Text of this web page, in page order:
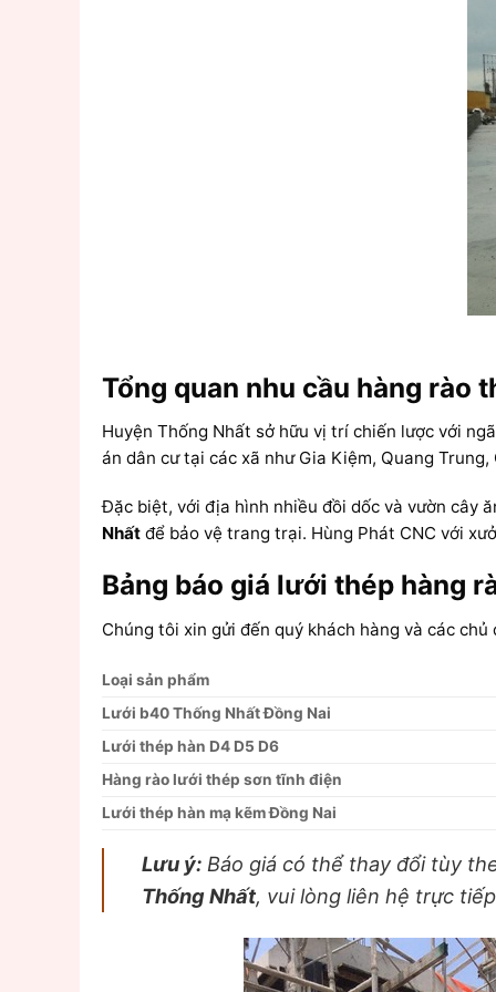
Tổng quan nhu cầu hàng rào
Huyện Thống Nhất sở hữu vị trí chiến lược với
án dân cư tại các xã như Gia Kiệm, Quang
Đặc biệt, với địa hình nhiều đồi dốc và vườn cây
Nhất để bảo vệ trang trại. Hùng Phát CNC với
Bảng báo giá lưới thép hàng
Chúng tôi xin gửi đến quý khách hàng và các
Loại sản phẩm
Lưới b40 Thống Nhất Đồng Nai
Lưới thép hàn D4 D5 D6
Hàng rào lưới thép sơn tĩnh điện
Lưới thép hàn mạ kẽm Đồng Nai
Lưu ý: Báo giá có thể thay đổi tùy
Thống Nhất, vui lòng liên hệ trực